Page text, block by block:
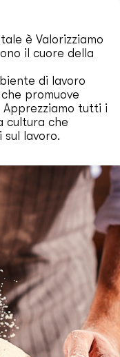
è Valorizziamo
il cuore della
di lavoro
promuove
tutti i
cultura che
lavoro.